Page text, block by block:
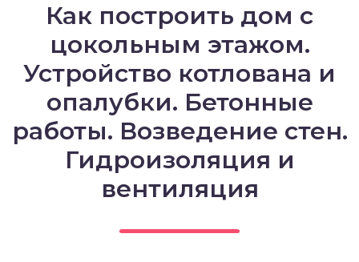
Как построить дом с
цокольным этажом.
Устройство котлована и
опалубки. Бетонные
работы. Возведение стен.
Гидроизоляция и
вентиляция